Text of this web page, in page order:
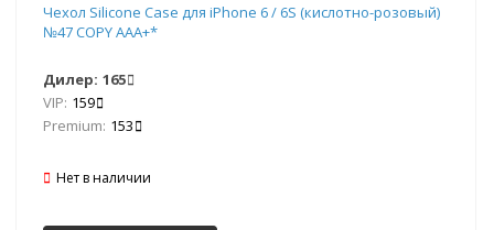
Чехол Silicone Case для iPhone 6 / 6S (кислотно-розовый)
№47 COPY AAA+*
Дилер: 165
VIP: 159
Premium: 153
Нет в наличии